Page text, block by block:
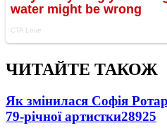
ЧИТАЙТЕ ТАКОЖ
Як змінилася Софія
79-річної артистки28925